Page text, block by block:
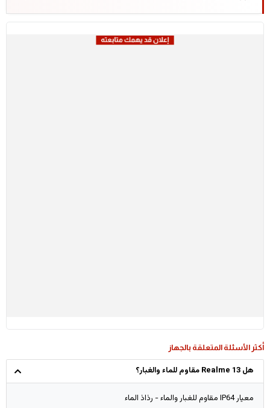
أكثر الأسئلة المتعلقة بالجهاز
هل Realme 13 مقاوم للماء والغبار؟
معيار IP64 مقاوم للغبار والماء - رذاذ الماء